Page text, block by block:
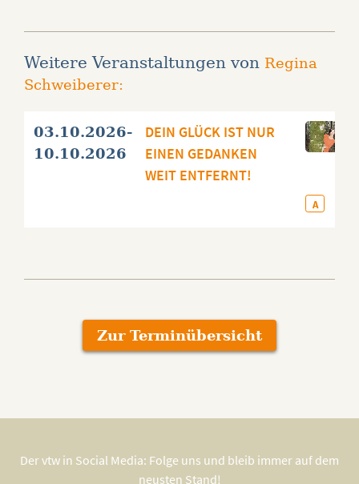
Weitere Veranstaltungen von Regina
Schweiberer:
03.10.2026-
10.10.2026
DEIN GLÜCK IST NUR
EINEN GEDANKEN
WEIT ENTFERNT!
A
Zur Terminübersicht
Der vtw in Social Media: Folge uns und bleib immer auf dem
neusten Stand!